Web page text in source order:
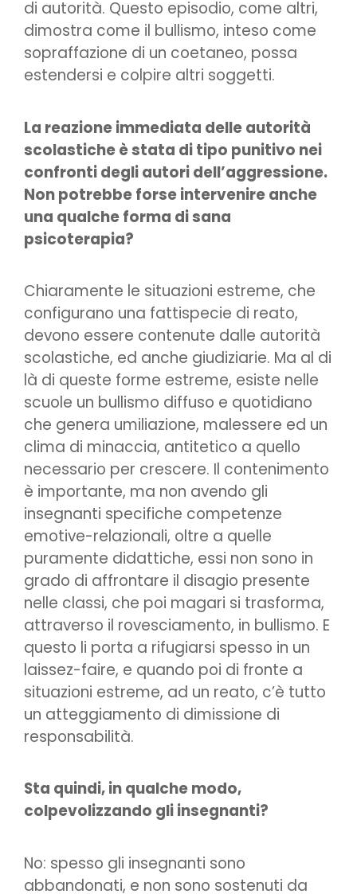
di autorità. Questo episodio, come altri,
dimostra come il bullismo, inteso come
sopraffazione di un coetaneo, possa
estendersi e colpire altri soggetti.
La reazione immediata delle autorità
scolastiche è stata di tipo punitivo nei
confronti degli autori dell’aggressione.
Non potrebbe forse intervenire anche
una qualche forma di sana
psicoterapia?
Chiaramente le situazioni estreme, che
configurano una fattispecie di reato,
devono essere contenute dalle autorità
scolastiche, ed anche giudiziarie. Ma al di
là di queste forme estreme, esiste nelle
scuole un bullismo diffuso e quotidiano
che genera umiliazione, malessere ed un
clima di minaccia, antitetico a quello
necessario per crescere. Il contenimento
è importante, ma non avendo gli
insegnanti specifiche competenze
emotive-relazionali, oltre a quelle
puramente didattiche, essi non sono in
grado di affrontare il disagio presente
nelle classi, che poi magari si trasforma,
attraverso il rovesciamento, in bullismo. E
questo li porta a rifugiarsi spesso in un
laissez-faire, e quando poi di fronte a
situazioni estreme, ad un reato, c’è tutto
un atteggiamento di dimissione di
responsabilità.
Sta quindi, in qualche modo,
colpevolizzando gli insegnanti?
No: spesso gli insegnanti sono
abbandonati, e non sono sostenuti da